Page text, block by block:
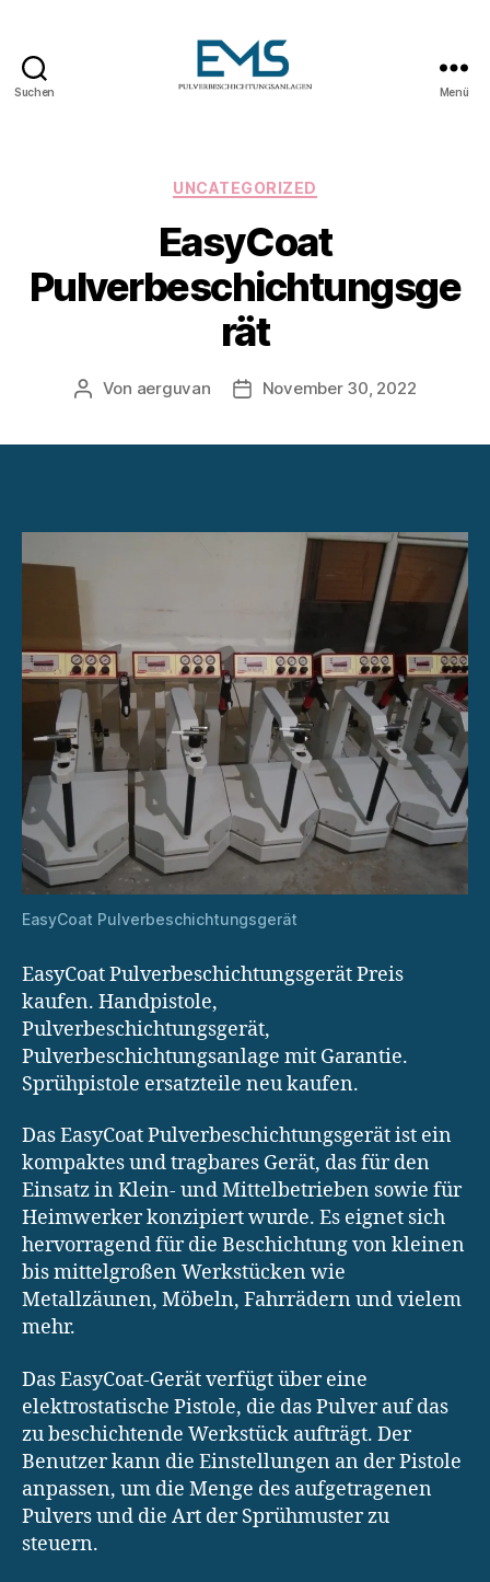
Suchen Menü
Kategorien
UNCATEGORIZED
EasyCoat
Pulverbeschichtungsge
rät
Beitragsautor
Von aerguvan Veröffentlichungsdatum
November 30, 2022
EasyCoat Pulverbeschichtungsgerät
EasyCoat Pulverbeschichtungsgerät Preis
kaufen. Handpistole,
Pulverbeschichtungsgerät,
Pulverbeschichtungsanlage mit Garantie.
Sprühpistole ersatzteile neu kaufen.
Das EasyCoat Pulverbeschichtungsgerät ist ein
kompaktes und tragbares Gerät, das für den
Einsatz in Klein- und Mittelbetrieben sowie für
Heimwerker konzipiert wurde. Es eignet sich
hervorragend für die Beschichtung von kleinen
bis mittelgroßen Werkstücken wie
Metallzäunen, Möbeln, Fahrrädern und vielem
mehr.
Das EasyCoat-Gerät verfügt über eine
elektrostatische Pistole, die das Pulver auf das
zu beschichtende Werkstück aufträgt. Der
Benutzer kann die Einstellungen an der Pistole
anpassen, um die Menge des aufgetragenen
Pulvers und die Art der Sprühmuster zu
steuern.